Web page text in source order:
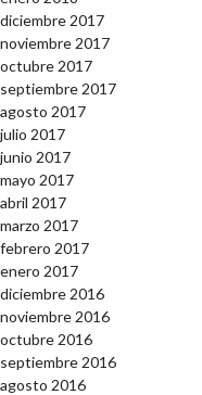
diciembre 2017
noviembre 2017
octubre 2017
septiembre 2017
agosto 2017
julio 2017
junio 2017
mayo 2017
abril 2017
marzo 2017
febrero 2017
enero 2017
diciembre 2016
noviembre 2016
octubre 2016
septiembre 2016
agosto 2016